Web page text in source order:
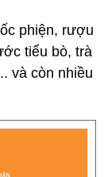
phiện, rượu
tiểu bò, trà
và còn nhiều